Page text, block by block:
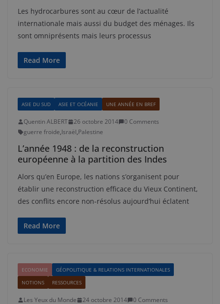
Les hydrocarbures sont au cœur de l’actualité
internationale mais aussi du budget des ménages. Ils
sont omniprésents mais leurs processus
Read More
ASIE DU SUD ASIE ET OCÉANIE UNE ANNÉE EN BREF
Quentin ALBERT 26 octobre 2014
0 Comments
guerre froide,Israël,Palestine
L’année 1948 : de la reconstruction
européenne à la partition des Indes
Alors qu’en Europe, les nations s’organisent pour
établir une reconstruction efficace du Vieux Continent,
des conflits encore non-résolus aujourd’hui éclatent
Read More
ECONOMIE
GÉOPOLITIQUE & RELATIONS INTERNATIONALES
NOTIONS
RESSOURCES
Les Yeux du Monde 24 octobre 2014 0 Comments